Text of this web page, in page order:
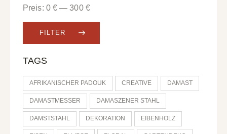
FILTER
Preis: 0 € —300 €
TAGS
AFRIKANISCHER PADOUK CREATIVE DAMAST
DAMASTMESSER DAMASZENER STAHL
DAMSTSTAHL DEKORATION EIBENHOLZ